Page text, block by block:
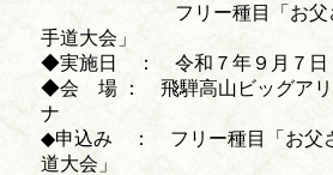
フリー種目「お父さん
手道大会」
◆実施日 ： 令和７年９月７日
◆会 場 ： 飛騨高山ビッグア
ナ
◆申込み ： フリー種目「お父
道大会」